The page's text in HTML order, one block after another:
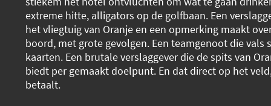
extreme hitte, alligators op de golfbaan. Een
het vliegtuig van Oranje en een opmerking maakt
boord, met grote gevolgen. Een teamgenoot die vals
kaarten. Een brutale verslaggever die de spits van
biedt per gemaakt doelpunt. En dat direct op het
betaalt.